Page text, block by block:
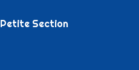
Petite Section